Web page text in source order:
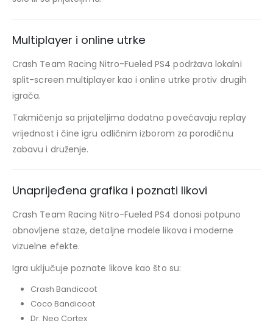
Multiplayer i online utrke
Crash Team Racing Nitro-Fueled PS4 podržava lokalni
split-screen multiplayer kao i online utrke protiv drugih
igrača.
Takmičenja sa prijateljima dodatno povećavaju replay
vrijednost i čine igru odličnim izborom za porodičnu
zabavu i druženje.
Unaprijeđena grafika i poznati likovi
Crash Team Racing Nitro-Fueled PS4 donosi potpuno
obnovljene staze, detaljne modele likova i moderne
vizuelne efekte.
Igra uključuje poznate likove kao što su:
Crash Bandicoot
Coco Bandicoot
Dr. Neo Cortex